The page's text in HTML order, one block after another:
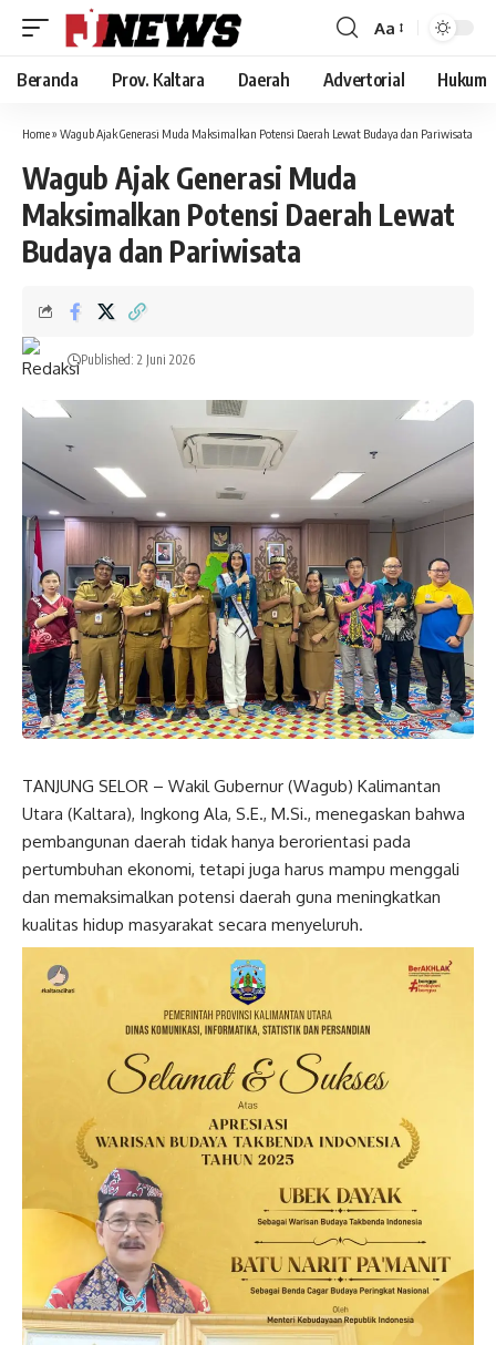
Font
Resizer
Aa
Beranda Prov. Kaltara Daerah Advertorial Hukum
Home» Wagub Ajak Generasi Muda Maksimalkan Potensi Daerah Lewat Budaya dan Pariwisata
Wagub Ajak Generasi Muda
Maksimalkan Potensi Daerah Lewat
Budaya dan Pariwisata
Published: 2 Juni 2026
TANJUNG SELOR – Wakil Gubernur (Wagub) Kalimantan
Utara (Kaltara), Ingkong Ala, S.E., M.Si., menegaskan bahwa
pembangunan daerah tidak hanya berorientasi pada
pertumbuhan ekonomi, tetapi juga harus mampu menggali
dan memaksimalkan potensi daerah guna meningkatkan
kualitas hidup masyarakat secara menyeluruh.